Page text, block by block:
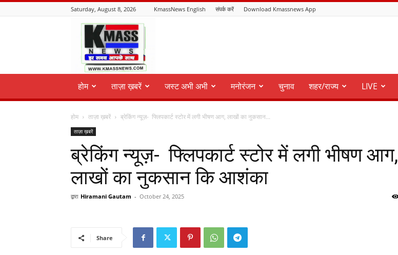
Saturday, August 8, 2026 KmassNews English संपर्क करें Download Kmassnews App
KmassNews
होम ताज़ा ख़बरें जस्ट अभी अभी मनोरंजन चुनाव शहर/राज्य LIVE
होम ताज़ा ख़बरें ब्रेकिंग न्यूज़- फ्लिपकार्ट स्टोर में लगी भीषण आग, लाखों का नुकसान...
ताज़ा ख़बरें
ब्रेकिंग न्यूज़- फ्लिपकार्ट स्टोर में लगी भीषण आग,
लाखों का नुकसान कि आशंका
द्वारा Hiramani Gautam - October 24, 2025
Share